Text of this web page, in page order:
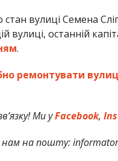
стан вулиці Семена
вулиці, останній
.
ремонтувати
Ми уFacebook,
на пошту: